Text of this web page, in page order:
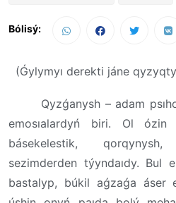
Bólisý:
(Ǵylymyı derekti jáne
Qyzǵanysh – adam
emosıalardyń biri. Ol ózin
básekelestik,
sezimderden týyndaıdy. Bul
bastalyp, búkil aǵzaǵa áser